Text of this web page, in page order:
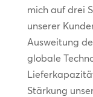
mich auf drei
unserer
Ausweitung
globale
Stärkung